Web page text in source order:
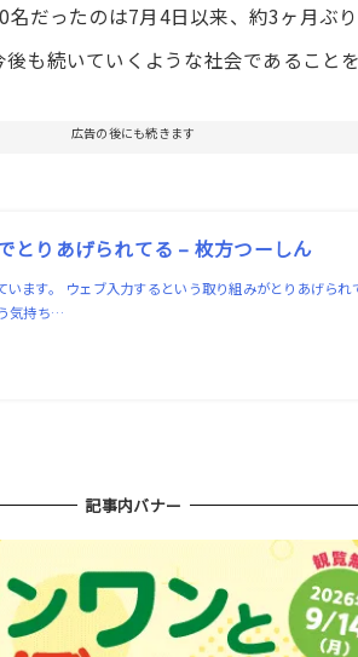
だったのは7月4日以来、約3ヶ月ぶり
も続いていくような社会であることを
広告の後にも続きます
とりあげられてる – 枚方つーしん
ます。 ウェブ入力するという取り組みがとりあげられ
気持ち…
記事内バナー